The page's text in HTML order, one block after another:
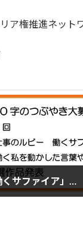
ア権推進ネット